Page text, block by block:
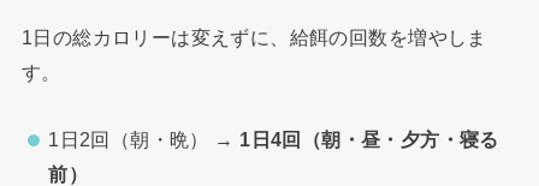
1日の総カロリーは変えずに、給餌の回数を増やしま
す。
1日2回（朝・晩） → 1日4回（朝・昼・夕方・寝る
前）